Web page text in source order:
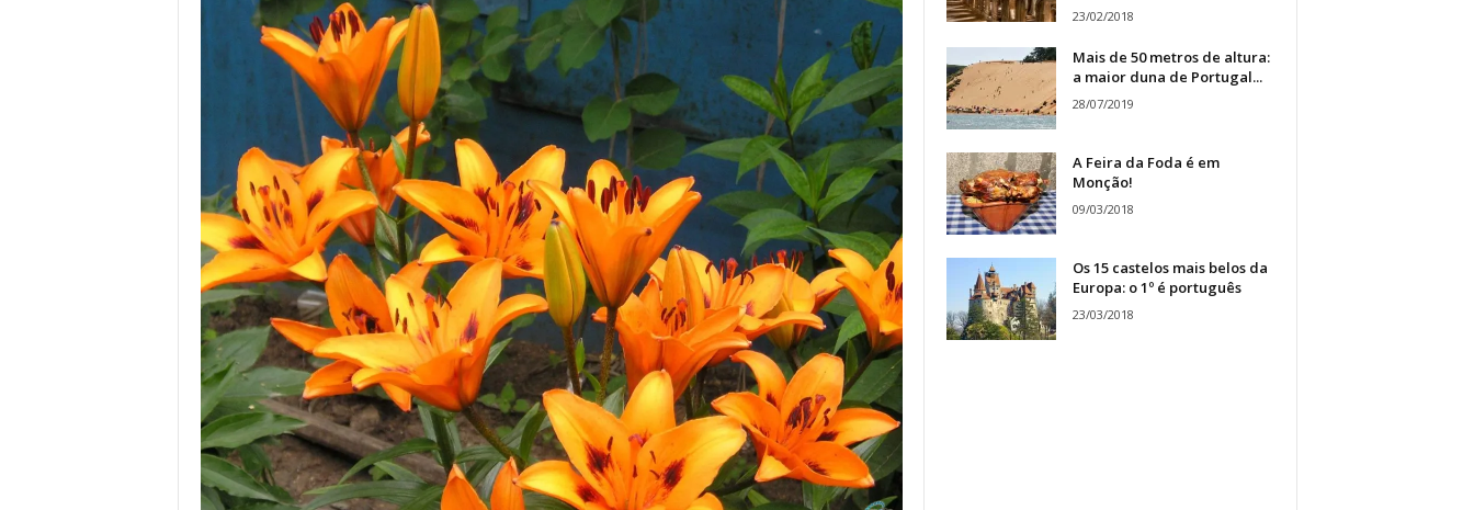
23/02/2018
Mais de 50 metros de altura:
a maior duna de Portugal...
28/07/2019
A Feira da Foda é em
Monção!
09/03/2018
Os 15 castelos mais belos da
Europa: o 1º é português
23/03/2018